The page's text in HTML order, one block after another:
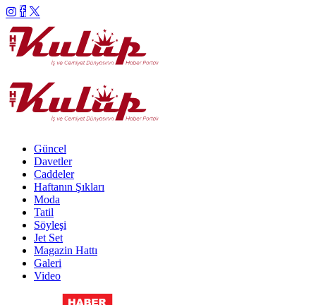
Güncel
Davetler
Caddeler
Haftanın Şıkları
Moda
Tatil
Söyleşi
Jet Set
Magazin Hattı
Galeri
Video